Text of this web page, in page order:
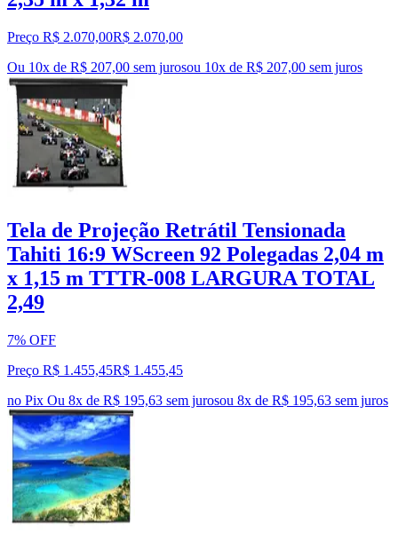
Preço R$ 2.070,00R$ 2.070,00
Ou 10x de R$ 207,00 sem jurosou 10x de R$ 207,00 sem juros
Tela de Projeção Retrátil Tensionada
Tahiti 16:9 WScreen 92 Polegadas 2,04 m
x 1,15 m TTTR-008 LARGURA TOTAL
2,49
7% OFF
Preço R$ 1.455,45R$ 1.455,45
no Pix Ou 8x de R$ 195,63 sem jurosou 8x de R$ 195,63 sem juros